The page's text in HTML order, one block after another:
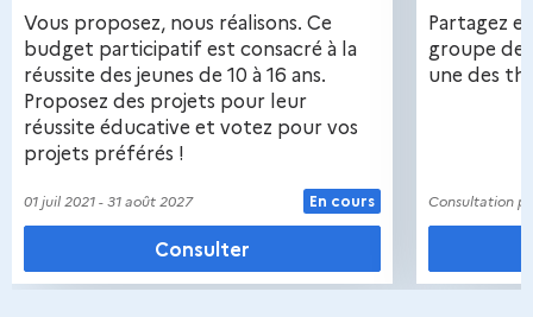
Vous proposez, nous réalisons. Ce
budget participatif est consacré à la
réussite des jeunes de 10 à 16 ans.
Proposez des projets pour leur
réussite éducative et votez pour vos
projets préférés !
01 juil 2021 - 31 août 2027 En cours
Consulter
Partagez
groupe de
une des
Consultation